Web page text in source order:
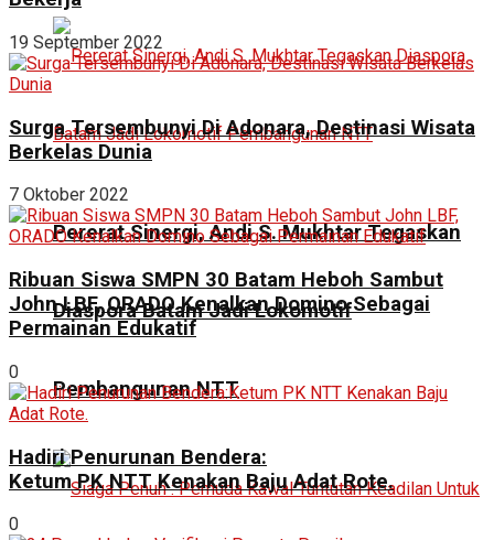
Pererat Sinergi, Andi S. Mukhtar Tegaskan
Diaspora Batam Jadi Lokomotif
Pembangunan NTT
19 September 2022
Surga Tersembunyi Di Adonara, Destinasi Wisata
Berkelas Dunia
7 Oktober 2022
Ribuan Siswa SMPN 30 Batam Heboh Sambut
John LBF, ORADO Kenalkan Domino Sebagai
Permainan Edukatif
0
Hadiri Penurunan Bendera:
Ketum PK NTT Kenakan Baju Adat Rote.
0